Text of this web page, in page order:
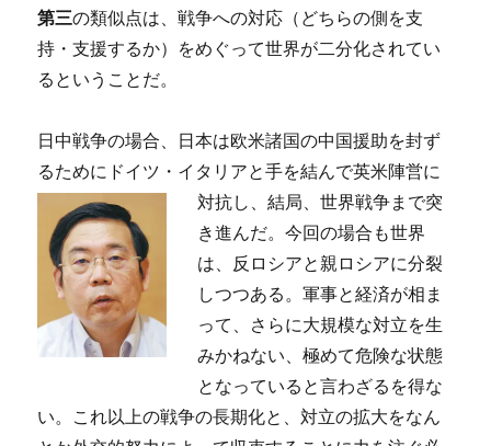
第三の類似点は、戦争への対応（どちらの側を支
持・支援するか）をめぐって世界が二分化されてい
るということだ。
日中戦争の場合、日本は欧米諸国の中国援助を封ず
るためにドイツ・イタリアと手を結んで英米陣営に
対抗し、結局、世界戦争ま で突
き進んだ。今回の場合も世界
は、反ロシアと親ロシアに分裂
しつつある。軍事と経済が相ま
って、さらに大規模な対立を生
みかねない、極めて危険な状態
となっていると言わざるを得な
い。これ以上の戦争の長期化と、対立の拡大をなん